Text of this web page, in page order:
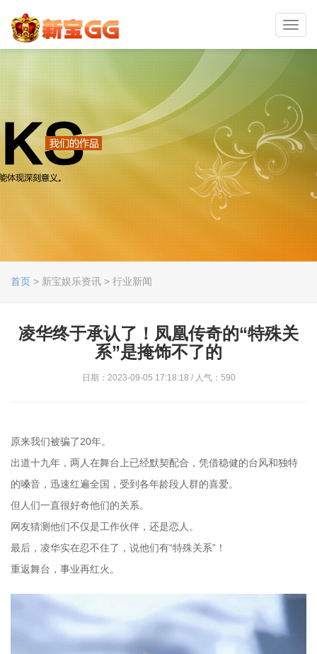
首页 > 新宝娱乐资讯 > 行业新闻
凌华终于承认了！凤凰传奇的“特殊关
系”是掩饰不了的
日期：2023-09-05 17:18:18 / 人气：590
原来我们被骗了20年。
出道十九年，两人在舞台上已经默契配合，凭借稳健的台风和独特
的嗓音，迅速红遍全国，受到各年龄段人群的喜爱。
但人们一直很好奇他们的关系。
网友猜测他们不仅是工作伙伴，还是恋人。
最后，凌华实在忍不住了，说他们有“特殊关系”！
重返舞台，事业再红火。